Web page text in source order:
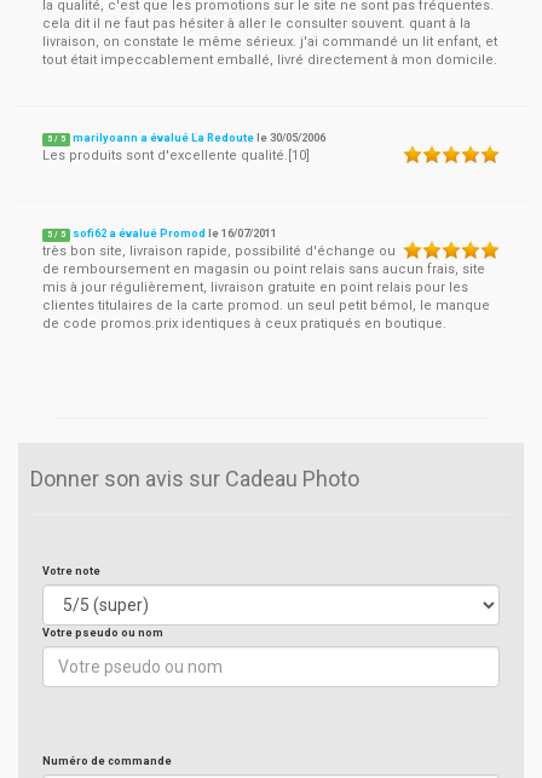
la qualité, c'est que les promotions sur le site ne sont pas fréquentes.
cela dit il ne faut pas hésiter à aller le consulter souvent. quant à la
livraison, on constate le même sérieux. j'ai commandé un lit enfant, et
tout était impeccablement emballé, livré directement à mon domicile.
5 / 5 marilyoann a évalué La Redoute le30/05/2006
Les produits sont d'excellente qualité.[10]
5 / 5 sofi62 a évalué Promod le16/07/2011
très bon site, livraison rapide, possibilité d'échange ou
de remboursement en magasin ou point relais sans aucun frais, site
mis à jour régulièrement, livraison gratuite en point relais pour les
clientes titulaires de la carte promod. un seul petit bémol, le manque
de code promos.prix identiques à ceux pratiqués en boutique.
Donner son avis sur Cadeau Photo
Votre note
Votre pseudo ou nom
Numéro de commande